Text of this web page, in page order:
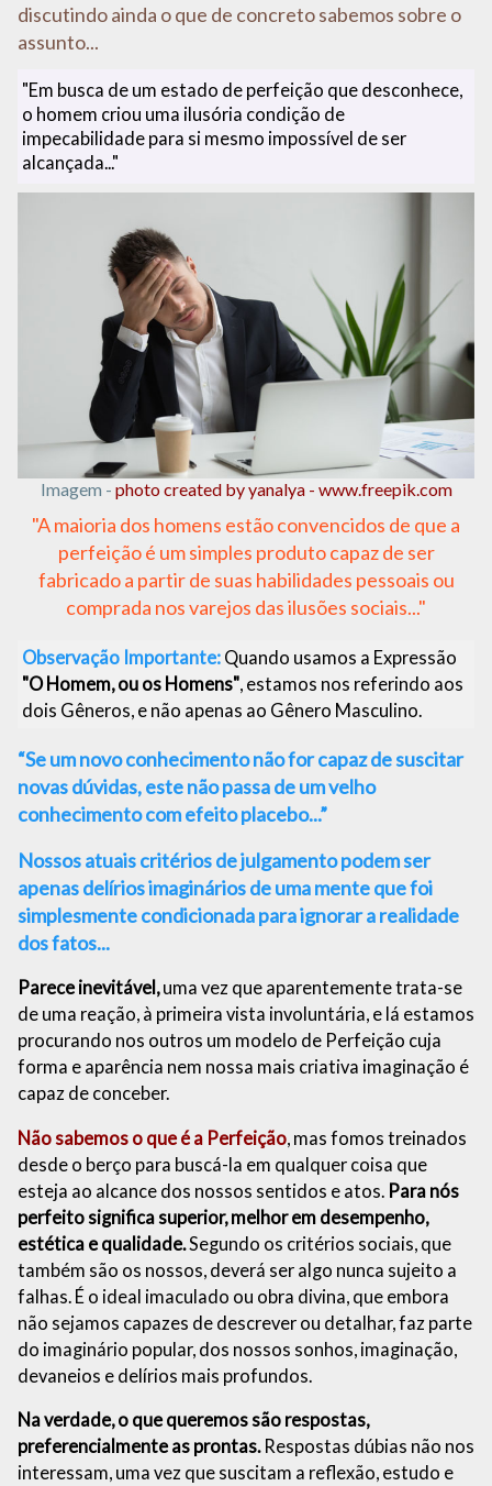
discutindo ainda o que de concreto sabemos sobre o
assunto...
"Em busca de um estado de perfeição que desconhece,
o homem criou uma ilusória condição de
impecabilidade para si mesmo impossível de ser
alcançada..."
Imagem - photo created by yanalya - www.freepik.com
"A maioria dos homens estão convencidos de que a
perfeição é um simples produto capaz de ser
fabricado a partir de suas habilidades pessoais ou
comprada nos varejos das ilusões sociais..."
Observação Importante: Quando usamos a Expressão
"O Homem, ou os Homens" , estamos nos referindo aos
dois Gêneros, e não apenas ao Gênero Masculino.
“Se um novo conhecimento não for capaz de suscitar
novas dúvidas, este não passa de um velho
conhecimento com efeito placebo...”
Nossos atuais critérios de julgamento podem ser
apenas delírios imaginários de uma mente que foi
simplesmente condicionada para ignorar a realidade
dos fatos...
Parece inevitável,uma vez que aparentemente trata-se
de uma reação, à primeira vista involuntária, e lá estamos
procurando nos outros um modelo de Perfeição cuja
forma e aparência nem nossa mais criativa imaginação é
capaz de conceber.
Não sabemos o que é a Perfeição , mas fomos treinados
desde o berço para buscá-la em qualquer coisa que
esteja ao alcance dos nossos sentidos e atos. Para nós
perfeito significa superior, melhor em desempenho,
estética e qualidade. Segundo os critérios sociais, que
também são os nossos, deverá ser algo nunca sujeito a
falhas. É o ideal imaculado ou obra divina, que embora
não sejamos capazes de descrever ou detalhar, faz parte
do imaginário popular, dos nossos sonhos, imaginação,
devaneios e delírios mais profundos.
Na verdade, o que queremos são respostas,
preferencialmente as prontas.Respostas dúbias não nos
interessam, uma vez que suscitam a reflexão, estudo e